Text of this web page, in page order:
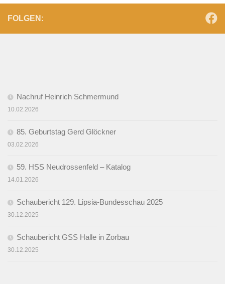
FOLGEN:
Nachruf Heinrich Schmermund
10.02.2026
85. Geburtstag Gerd Glöckner
03.02.2026
59. HSS Neudrossenfeld – Katalog
14.01.2026
Schaubericht 129. Lipsia-Bundesschau 2025
30.12.2025
Schaubericht GSS Halle in Zorbau
30.12.2025